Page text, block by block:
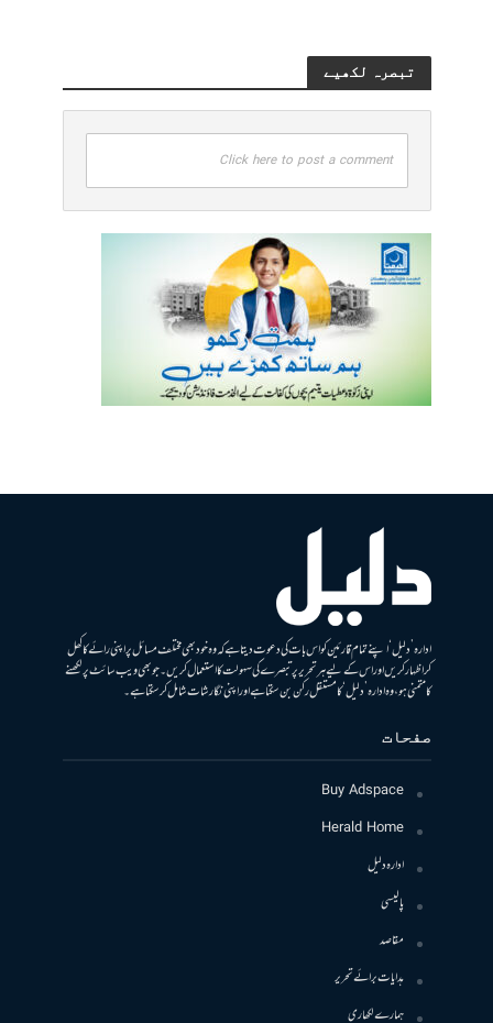
تبصرہ لکھیے
Click here to post a comment
ادارہ ’دلیل‘ اپنے تمام قارئین کو اس بات کی دعوت دیتا ہے کہ وہ خود بھی مختلف مسائل پر اپنی رائے کا کھل
کر اظہار کریں اور اس کے لیے ہر تحریر پر تبصرے کی سہولت کا استعمال کریں۔ جو بھی ویب سائٹ پر لکھنے
کا متمنی ہو، وہ ادارہ ’دلیل‘ کا مستقل رکن بن سکتا ہے اور اپنی نگارشات شامل کرسکتا ہے۔
صفحات
Buy Adspace
Herald Home
ادارہ دلیل
پالیسی
مقاصد
ہدایات برائے تحریر
ہمارے لکھاری